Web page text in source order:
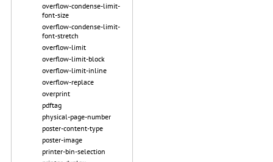
overflow-condense-limit-
font-size
overflow-condense-limit-
font-stretch
overflow-limit
overflow-limit-block
overflow-limit-inline
overflow-replace
overprint
pdftag
physical-page-number
poster-content-type
poster-image
printer-bin-selection